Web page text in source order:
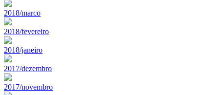
2018/marco
2018/fevereiro
2018/janeiro
2017/dezembro
2017/novembro